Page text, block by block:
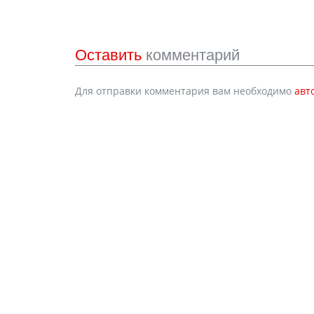
Оставить комментарий
Для отправки комментария вам необходимо